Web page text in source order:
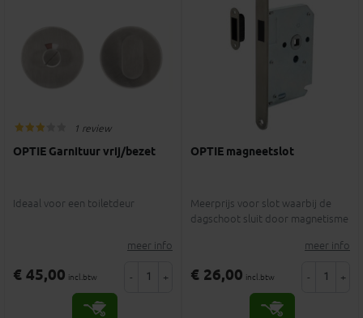
1 review
OPTIE Garnituur vrij/bezet
Ideaal voor een toiletdeur
meer info
€ 45,00 incl.btw - +
OPTIE magneetslot
Meerprijs voor slot waarbij de
dagschoot sluit door magnetisme
meer info
€ 26,00 incl.btw - +